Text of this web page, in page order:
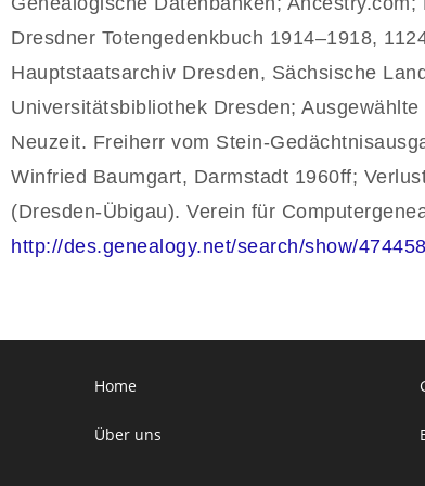
Dresdner Totengedenkbuch 1914–1918,
Hauptstaatsarchiv Dresden, Sächsische
Universitätsbibliothek Dresden;
Neuzeit. Freiherr vom Stein-
Winfried Baumgart, Darmstadt 1960ff;
(Dresden-Übigau). Verein für
http://des.genealogy.net/search/show/
Home
Über uns